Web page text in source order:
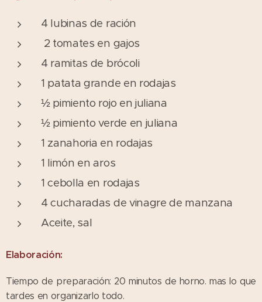
4 lubinas de ración
2 tomates en gajos
4 ramitas de brócoli
1 patata grande en rodajas
½ pimiento rojo en juliana
½ pimiento verde en juliana
1 zanahoria en rodajas
1 limón en aros
1 cebolla en rodajas
4 cucharadas de vinagre de manzana
Aceite, sal
Elaboración:
Tiempo de preparación: 20 minutos de horno. mas lo que
tardes en organizarlo todo.